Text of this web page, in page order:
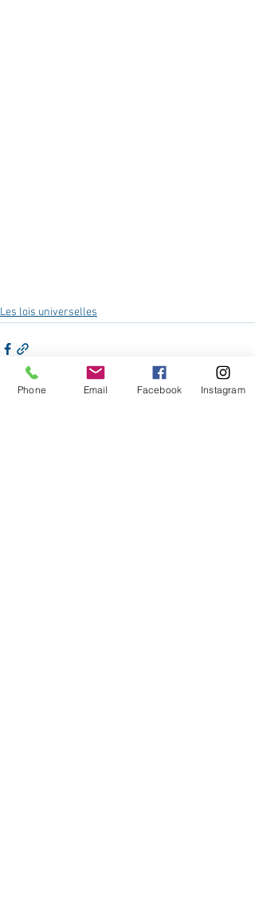
Les lois universelles
Phone Email Facebook Instagram